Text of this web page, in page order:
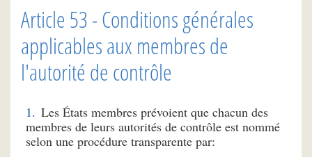
Article 53 - Conditions générales
applicables aux membres de
l'autorité de contrôle
Les États membres prévoient que chacun des
membres de leurs autorités de contrôle est nommé
selon une procédure transparente par: